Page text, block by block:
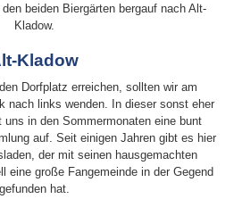
beiden Biergärten bergauf nach Alt-
Kladow.
Kladow
Dorfplatz erreichen, sollten wir am
nach links wenden. In dieser sonst eher
in den Sommermonaten eine bunt
auf. Seit einigen Jahren gibt es hier
der mit seinen hausgemachten
eine große Fangemeinde in der Gegend
gefunden hat.